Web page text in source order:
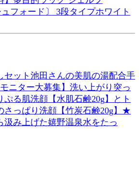
フォード〕 3段タイプホワイト
ット池田さんの美肌の湯配合手
ニター大募集】洗い上がり突っ
る肌洗顔【水肌石鹸20g】とト
さっぱり洗顔【竹炭石鹸20g】★
み上げた嬉野温泉水をたっ